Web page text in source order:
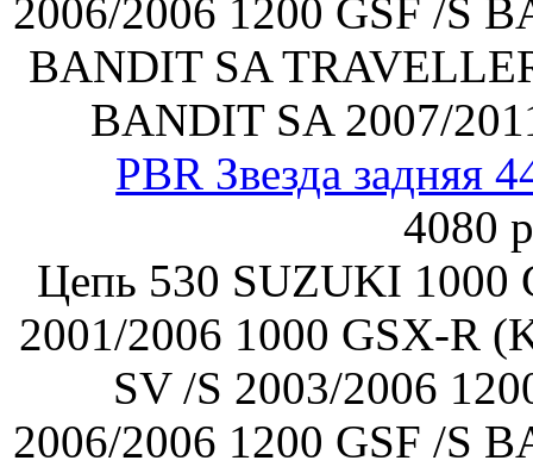
2006/2006 1200 GSF /S
BANDIT SA
BANDIT SA 2007/
PBR Звезда задняя
4080
Цепь 530 SUZUKI 1000
2001/2006 1000 GSX-R
SV /S 2003/2006
2006/2006 1200 GSF /S